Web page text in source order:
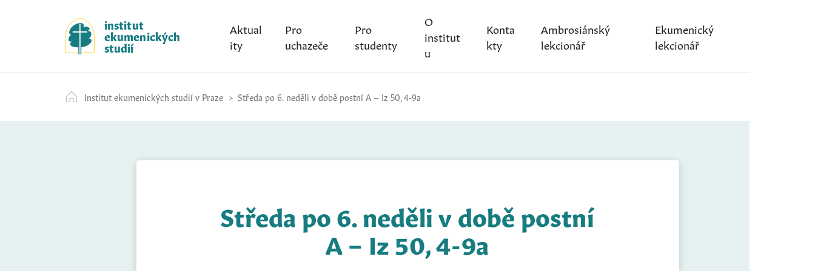
k
i
p
t
c
o
institut
ekumenických
studií
Aktual
ity
Pro
uchazeče
Pro
studenty
O
institut
u
Konta
kty
Ambrosiánský
lekcionář
Ekumenický
lekcionář
Institut ekumenických studií v Praze Středa po 6. neděli v době postní A – Iz 50, 4-9a
Středa po 6. neděli v době postní
A – Iz 50, 4-9a